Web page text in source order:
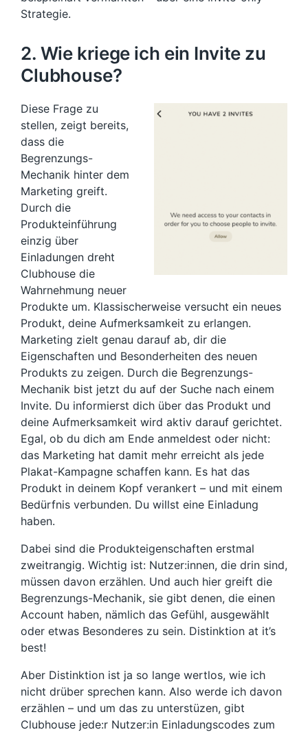
Strategie.
2. Wie kriege ich ein Invite zu
Clubhouse?
Diese Frage zu
stellen, zeigt bereits,
dass die
Begrenzungs-
Mechanik hinter dem
Marketing greift.
Durch die
Produkteinführung
einzig über
Einladungen dreht
Clubhouse die
Wahrnehmung neuer
Produkte um. Klassischerweise versucht ein neues
Produkt, deine Aufmerksamkeit zu erlangen.
Marketing zielt genau darauf ab, dir die
Eigenschaften und Besonderheiten des neuen
Produkts zu zeigen. Durch die Begrenzungs-
Mechanik bist jetzt du auf der Suche nach einem
Invite. Du informierst dich über das Produkt und
deine Aufmerksamkeit wird aktiv darauf gerichtet.
Egal, ob du dich am Ende anmeldest oder nicht:
das Marketing hat damit mehr erreicht als jede
Plakat-Kampagne schaffen kann. Es hat das
Produkt in deinem Kopf verankert – und mit einem
Bedürfnis verbunden. Du willst eine Einladung
haben.
Dabei sind die Produkteigenschaften erstmal
zweitrangig. Wichtig ist: Nutzer:innen, die drin sind,
müssen davon erzählen. Und auch hier greift die
Begrenzungs-Mechanik, sie gibt denen, die einen
Account haben, nämlich das Gefühl, ausgewählt
oder etwas Besonderes zu sein. Distinktion at it’s
best!
Aber Distinktion ist ja so lange wertlos, wie ich
nicht drüber sprechen kann. Also werde ich davon
erzählen – und um das zu unterstüzen, gibt
Clubhouse jede:r Nutzer:in Einladungscodes zum